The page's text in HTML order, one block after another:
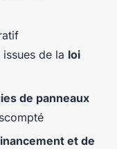
de la loi
de panneaux
et de